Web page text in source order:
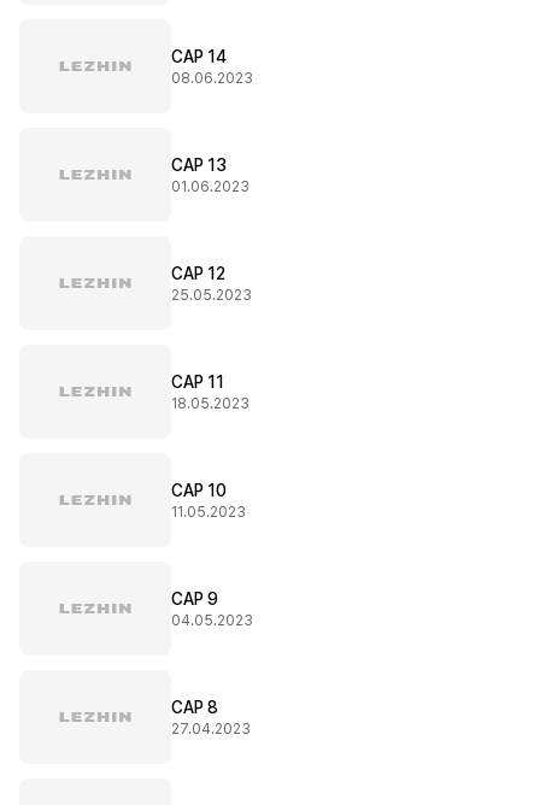
CAP 14
08.06.2023
CAP 13
01.06.2023
CAP 12
25.05.2023
CAP 11
18.05.2023
CAP 10
11.05.2023
CAP 9
04.05.2023
CAP 8
27.04.2023